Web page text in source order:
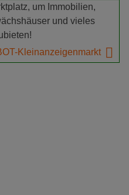
um Immobilien,
und vieles
Kleinanzeigenmarkt